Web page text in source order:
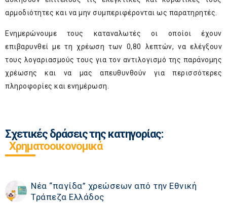
αρμοδιότητες και να μην συμπεριφέρονται ως παρατηρητές.
Ενημερώνουμε τους καταναλωτές οι οποίοι έχουν
επιβαρυνθεί με τη χρέωση των 0,80 λεπτών, να ελέγξουν
τους λογαριασμούς τους για τον αντιλογισμό της παράνομης
χρέωσης και να μας απευθυνθούν για περισσότερες
πληροφορίες και ενημέρωση.
Σχετικές δράσεις της κατηγορίας:
Χρηματοοικονομικά
Νέα “παγίδα” χρεώσεων από την Εθνική
Τράπεζα Ελλάδος